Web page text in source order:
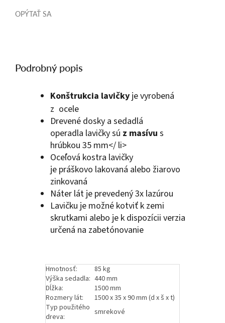
OPÝTAŤ SA
Podrobný popis
Konštrukcia lavičky je vyrobená
z ocele
Drevené dosky a sedadlá
operadla lavičkysú z masívu s
hrúbkou 35 mm</ li>
Oceľová kostra lavičky
je práškovo lakovaná alebo žiarovo
zinkovaná
Náter lát je prevedený 3x lazúrou
Lavičku je možné kotviť k zemi
skrutkami alebo je k dispozícii verzia
určená na zabetónovanie
Hmotnosť:
85 kg
Výška sedadla: 440 mm
Dĺžka:
1500 mm
Rozmery lát:
1500 x 35 x 90 mm (d x š x t)
Typ použitého
dreva:
smrekové